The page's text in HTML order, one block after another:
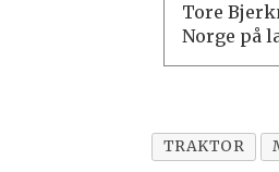
Tore
Norge på
TRAKTOR